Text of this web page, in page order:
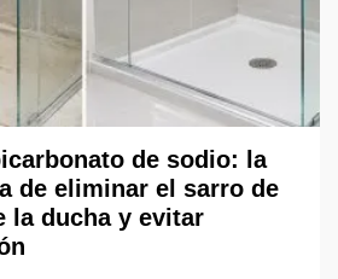
de sodio: la
de eliminar el sarro de
la ducha y evitar